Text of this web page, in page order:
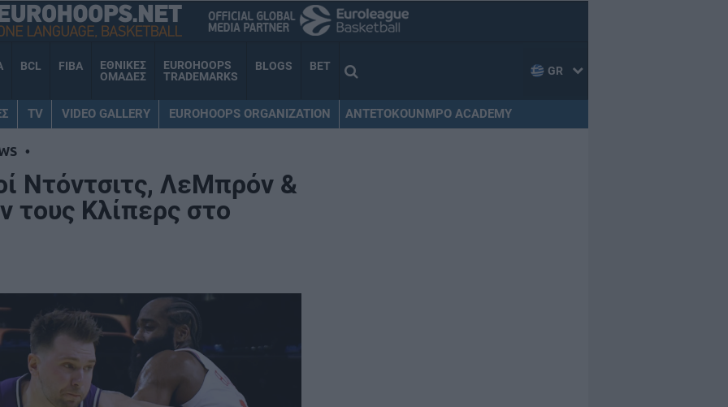
BCL FIBA
ΕΘΝΙΚΕΣ
ΟΜΑΔΕΣ
EUROHOOPS
TRADEMARKS
BLOGS BET GR
TV VIDEO GALLERY EUROHOOPS ORGANIZATION ANTETOKOUNMPO ACADEMY
•
Ντόντσιτς, ΛεΜπρόν &
τους Κλίπερς στο